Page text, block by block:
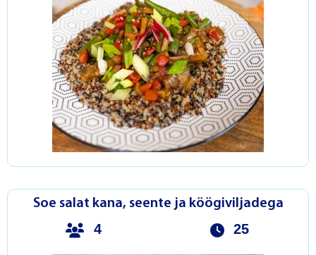
Soe salat kana, seente ja köögiviljadega
4 25